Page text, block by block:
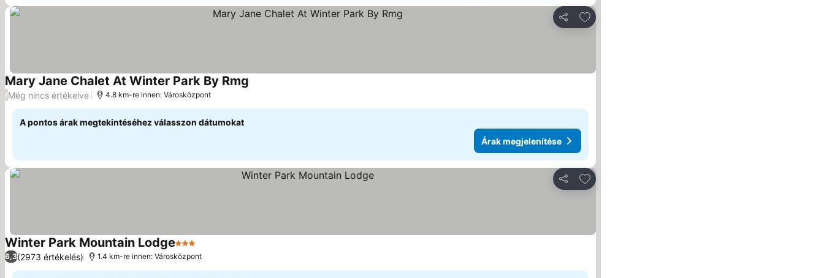
Megosztás
Hozzáadás a kedvencekhez
Mary Jane Chalet At Winter Park By Rmg
/Még nincs értékelve 4.8 km-re innen: Városközpont
A pontos árak megtekintéséhez válasszon dátumokat
Árak megjelenítése
Megosztás
Hozzáadás a kedvencekhez
Winter Park Mountain Lodge3 Kategória
6,3(2973 értékelés) 1.4 km-re innen: Városközpont